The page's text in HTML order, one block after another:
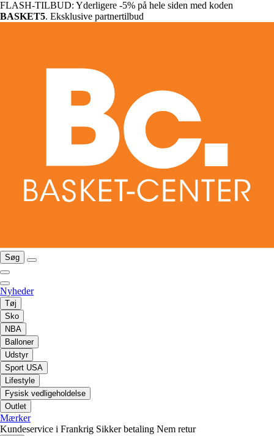
FLASH-TILBUD: Yderligere -5% på hele siden med koden
BASKET5. Eksklusive partnertilbud
Søg
Nyheder
Tøj
Sko
NBA
Balloner
Udstyr
Sport USA
Lifestyle
Fysisk vedligeholdelse
Outlet
Mærker
Kundeservice i Frankrig Sikker betaling Nem retur